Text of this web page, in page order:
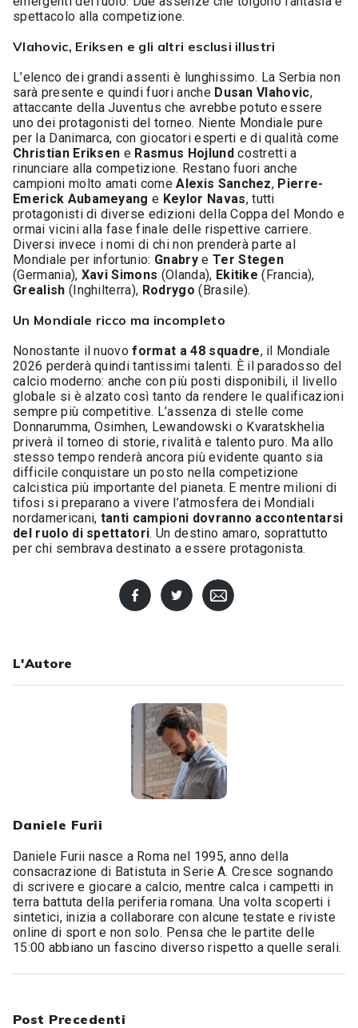
spettacolo alla competizione.
Vlahovic, Eriksen e gli altri esclusi illustri
L’elenco dei grandi assenti è lunghissimo. La Serbia non
sarà presente e quindi fuori anche Dusan Vlahovic,
attaccante della Juventus che avrebbe potuto essere
uno dei protagonisti del torneo. Niente Mondiale pure
per la Danimarca, con giocatori esperti e di qualità come
Christian Eriksen e Rasmus Hojlundcostretti a
rinunciare alla competizione. Restano fuori anche
campioni molto amati comeAlexis Sanchez, Pierre-
Emerick Aubameyange Keylor Navas, tutti
protagonisti di diverse edizioni della Coppa del Mondo e
ormai vicini alla fase finale delle rispettive carriere.
Diversi invece i nomi di chi non prenderà parte al
Mondiale per infortunio: Gnabrye Ter Stegen
(Germania), Xavi Simons (Olanda), Ekitike(Francia),
Grealish (Inghilterra), Rodrygo(Brasile).
Un Mondiale ricco ma incompleto
Nonostante il nuovoformat a 48 squadre, il Mondiale
2026 perderà quindi tantissimi talenti. È il paradosso del
calcio moderno: anche con più posti disponibili, il livello
globale si è alzato così tanto da rendere le qualificazioni
sempre più competitive. L’assenza di stelle come
Donnarumma, Osimhen, Lewandowski o Kvaratskhelia
priverà il torneo di storie, rivalità e talento puro. Ma allo
stesso tempo renderà ancora più evidente quanto sia
difficile conquistare un posto nella competizione
calcistica più importante del pianeta. E mentre milioni di
tifosi si preparano a vivere l’atmosfera dei Mondiali
nordamericani, tanti campioni dovranno accontentarsi
del ruolo di spettatori. Un destino amaro, soprattutto
per chi sembrava destinato a essere protagonista.
L'Autore
Daniele Furii
Daniele Furii nasce a Roma nel 1995, anno della
consacrazione di Batistuta in Serie A. Cresce sognando
di scrivere e giocare a calcio, mentre calca i campetti in
terra battuta della periferia romana. Una volta scoperti i
sintetici, inizia a collaborare con alcune testate e riviste
online di sport e non solo. Pensa che le partite delle
15:00 abbiano un fascino diverso rispetto a quelle serali.
Post Precedenti